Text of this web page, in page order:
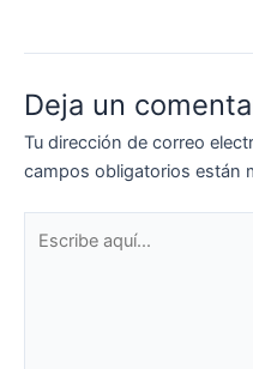
Deja un
Tu dirección de correo
campos obligatorios están